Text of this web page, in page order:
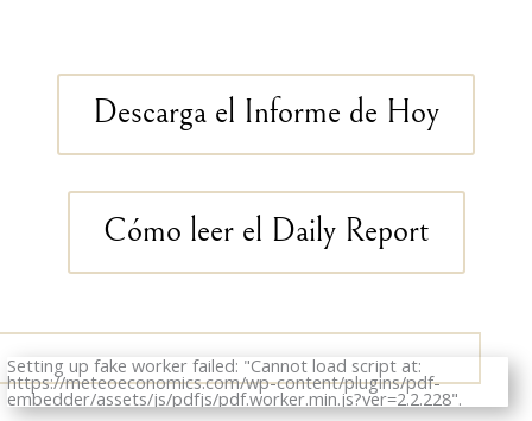
Descarga el Informe de Hoy
Cómo leer el Daily Report
Setting up fake worker failed: "Cannot load script at:
https://meteoeconomics.com/wp-content/plugins/pdf-
embedder/assets/js/pdfjs/pdf.worker.min.js?ver=2.2.228".